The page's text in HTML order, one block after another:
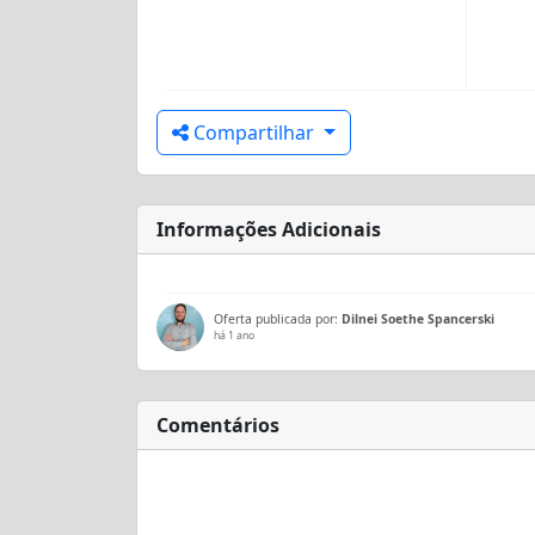
Compartilhar
Informações Adicionais
Oferta publicada por: Dilnei Soethe Spancerski
há 1 ano
Comentários